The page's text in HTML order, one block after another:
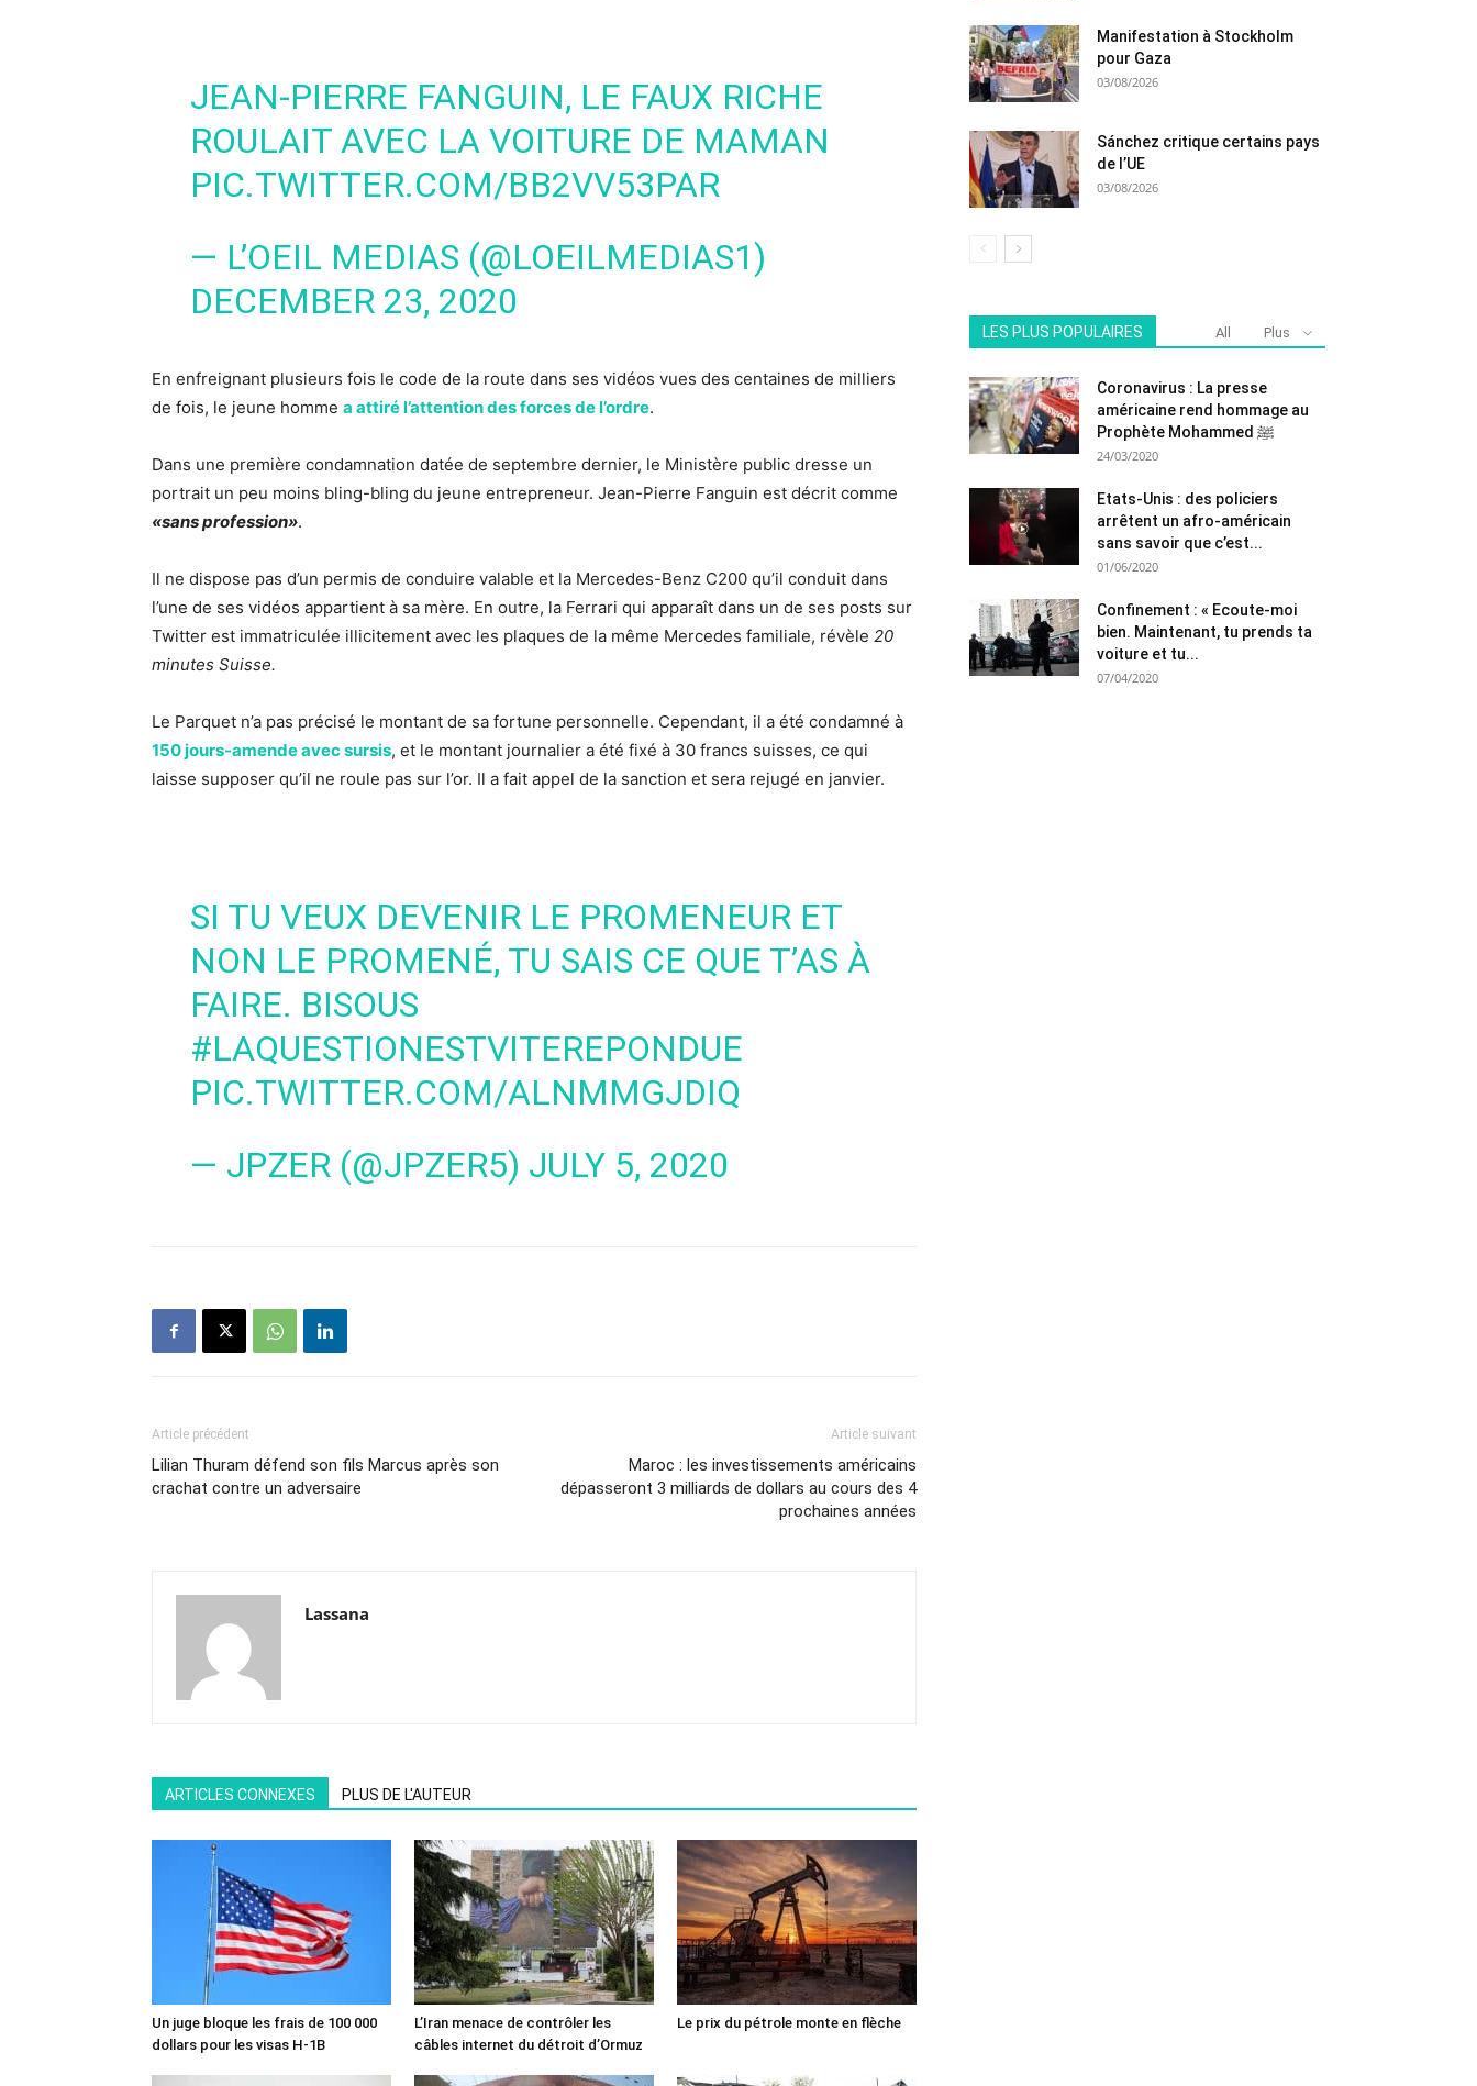
JEAN-PIERRE FANGUIN, LE FAUX RICHE
ROULAIT AVEC LA VOITURE DE MAMAN
PIC.TWITTER.COM/BB2VV53PAR
— L’OEIL MEDIAS (@LOEILMEDIAS1)
DECEMBER 23, 2020
En enfreignant plusieurs fois le code de la route dans ses vidéos vues des centaines de milliers
de fois, le jeune homme a attiré l’attention des forces de l’ordre.
Dans une première condamnation datée de septembre dernier, le Ministère public dresse un
portrait un peu moins bling-bling du jeune entrepreneur. Jean-Pierre Fanguin est décrit comme
«sans profession».
Il ne dispose pas d’un permis de conduire valable et la Mercedes-Benz C200 qu’il conduit dans
l’une de ses vidéos appartient à sa mère. En outre, la Ferrari qui apparaît dans un de ses posts sur
Twitter est immatriculée illicitement avec les plaques de la même Mercedes familiale, révèle 20
minutes Suisse.
Le Parquet n’a pas précisé le montant de sa fortune personnelle. Cependant, il a été condamné à
150 jours-amende avec sursis, et le montant journalier a été fixé à 30 francs suisses, ce qui
laisse supposer qu’il ne roule pas sur l’or. Il a fait appel de la sanction et sera rejugé en janvier.
SI TU VEUX DEVENIR LE PROMENEUR ET
NON LE PROMENÉ, TU SAIS CE QUE T’AS À
FAIRE. BISOUS
#LAQUESTIONESTVITEREPONDUE
PIC.TWITTER.COM/ALNMMGJDIQ
— JPZER (@JPZER5) JULY 5, 2020
Article précédent
Lilian Thuram défend son fils Marcus après son
crachat contre un adversaire
Article suivant
Maroc : les investissements américains
dépasseront 3 milliards de dollars au cours des 4
prochaines années
Lassana
ARTICLES CONNEXES PLUS DE L'AUTEUR
Un juge bloque les frais de 100 000
dollars pour les visas H-1B
L’Iran menace de contrôler les
câbles internet du détroit d’Ormuz
Le prix du pétrole monte en flèche
Manifestation à Stockholm
pour Gaza
03/08/2026
Sánchez critique certains pays
de l’UE
03/08/2026
LES PLUS POPULAIRES All Plus
Coronavirus : La presse
américaine rend hommage au
Prophète Mohammed ﷺ
24/03/2020
Etats-Unis : des policiers
arrêtent un afro-américain
sans savoir que c’est...
01/06/2020
Confinement : « Ecoute-moi
bien. Maintenant, tu prends ta
voiture et tu...
07/04/2020